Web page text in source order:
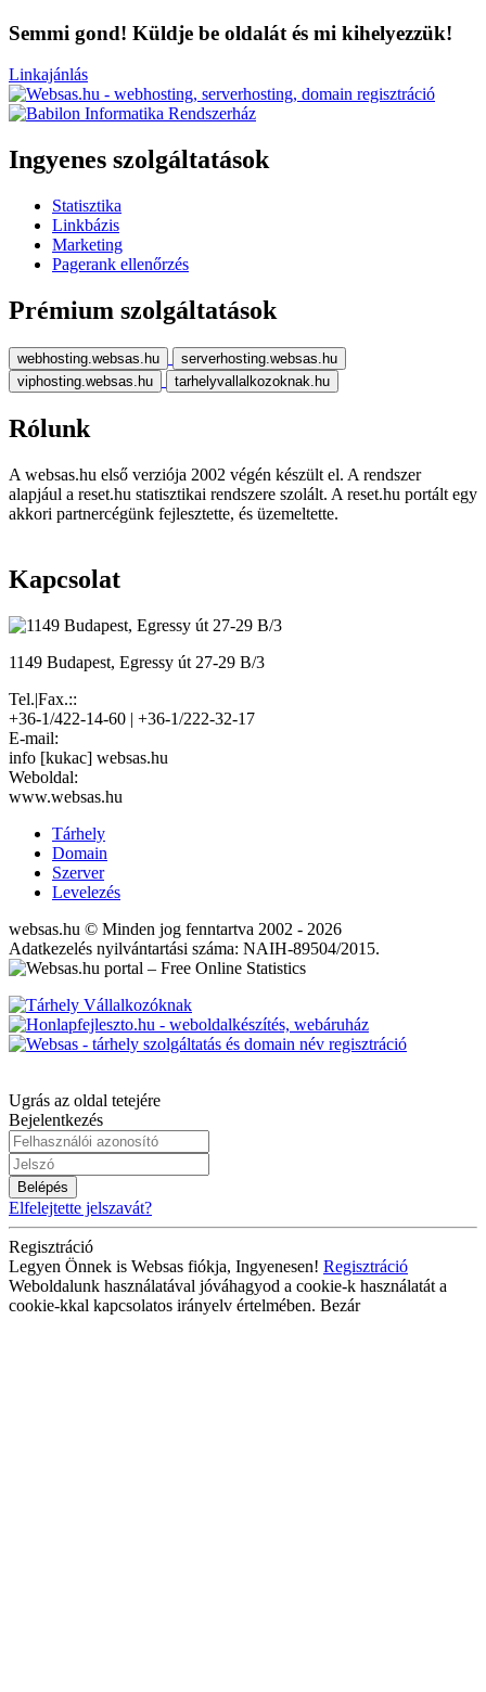
Semmi gond! Küldje be oldalát és mi kihelyezzük!
Linkajánlás
Ingyenes szolgáltatások
Statisztika
Linkbázis
Marketing
Pagerank ellenőrzés
Prémium szolgáltatások
webhosting.websas.hu
serverhosting.websas.hu
viphosting.websas.hu
tarhelyvallalkozoknak.hu
Rólunk
A websas.hu első verziója 2002 végén készült el. A rendszer
alapjául a reset.hu statisztikai rendszere szolált. A reset.hu portált egy
akkori partnercégünk fejlesztette, és üzemeltette.
Kapcsolat
1149 Budapest, Egressy út 27-29 B/3
Tel.|Fax.::
+36-1/422-14-60 | +36-1/222-32-17
E-mail:
info [kukac] websas.hu
Weboldal:
www.websas.hu
Tárhely
Domain
Szerver
Levelezés
websas.hu © Minden jog fenntartva 2002 - 2026
Adatkezelés nyilvántartási száma: NAIH-89504/2015.
Ugrás az oldal tetejére
Bejelentkezés
Belépés
Elfelejtette jelszavát?
Regisztráció
Legyen Önnek is Websas fiókja, Ingyenesen! Regisztráció
Weboldalunk használatával jóváhagyod a cookie-k használatát a
cookie-kkal kapcsolatos irányelv értelmében. Bezár